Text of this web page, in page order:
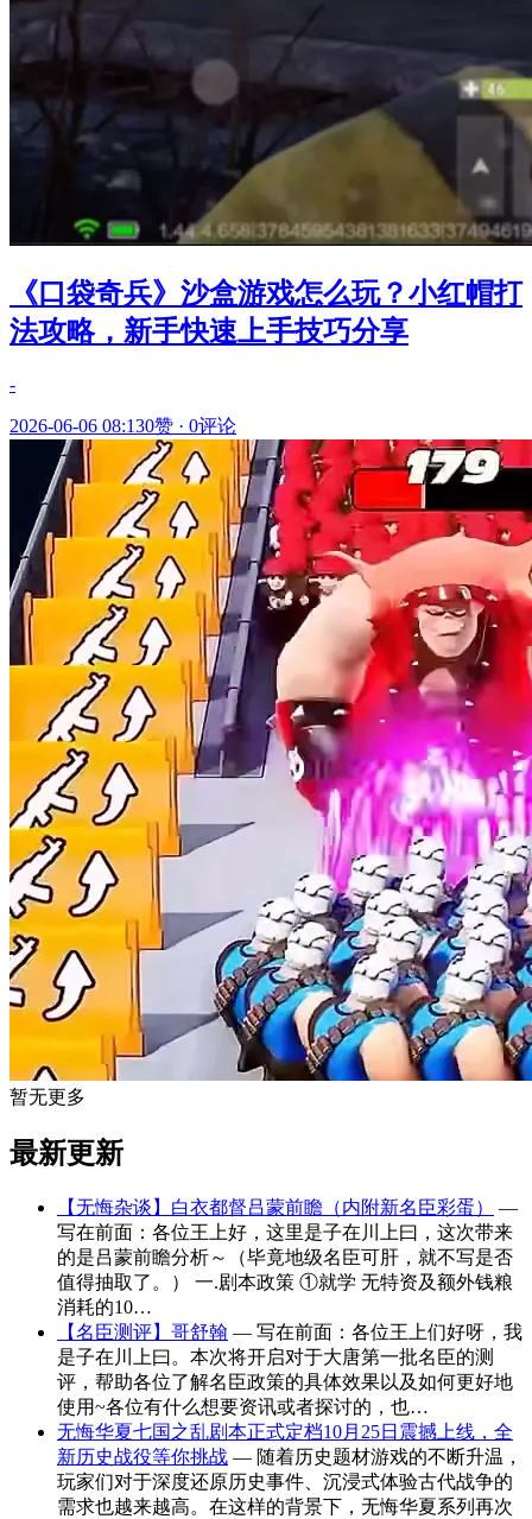
《口袋奇兵》沙盒游戏怎么玩？小红帽打
法攻略，新手快速上手技巧分享
-
2026-06-06 08:130赞 · 0评论
暂无更多
最新更新
【无悔杂谈】白衣都督吕蒙前瞻（内附新名臣彩蛋）
—
写在前面：各位王上好，这里是子在川上曰，这次带来
的是吕蒙前瞻分析～（毕竟地级名臣可肝，就不写是否
值得抽取了。） 一.剧本政策 ①就学 无特资及额外钱粮
消耗的10…
【名臣测评】哥舒翰 — 写在前面：各位王上们好呀，我
是子在川上曰。本次将开启对于大唐第一批名臣的测
评，帮助各位了解名臣政策的具体效果以及如何更好地
使用~各位有什么想要资讯或者探讨的，也…
无悔华夏七国之乱剧本正式定档10月25日震撼上线，全
新历史战役等你挑战 — 随着历史题材游戏的不断升温，
玩家们对于深度还原历史事件、沉浸式体验古代战争的
需求也越来越高。在这样的背景下，无悔华夏系列再次